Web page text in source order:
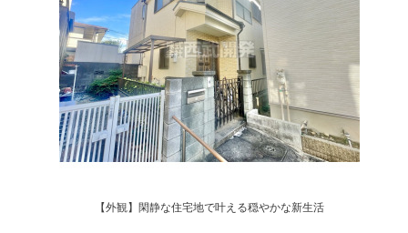
【外観】閑静な住宅地で叶える穏やかな新生活